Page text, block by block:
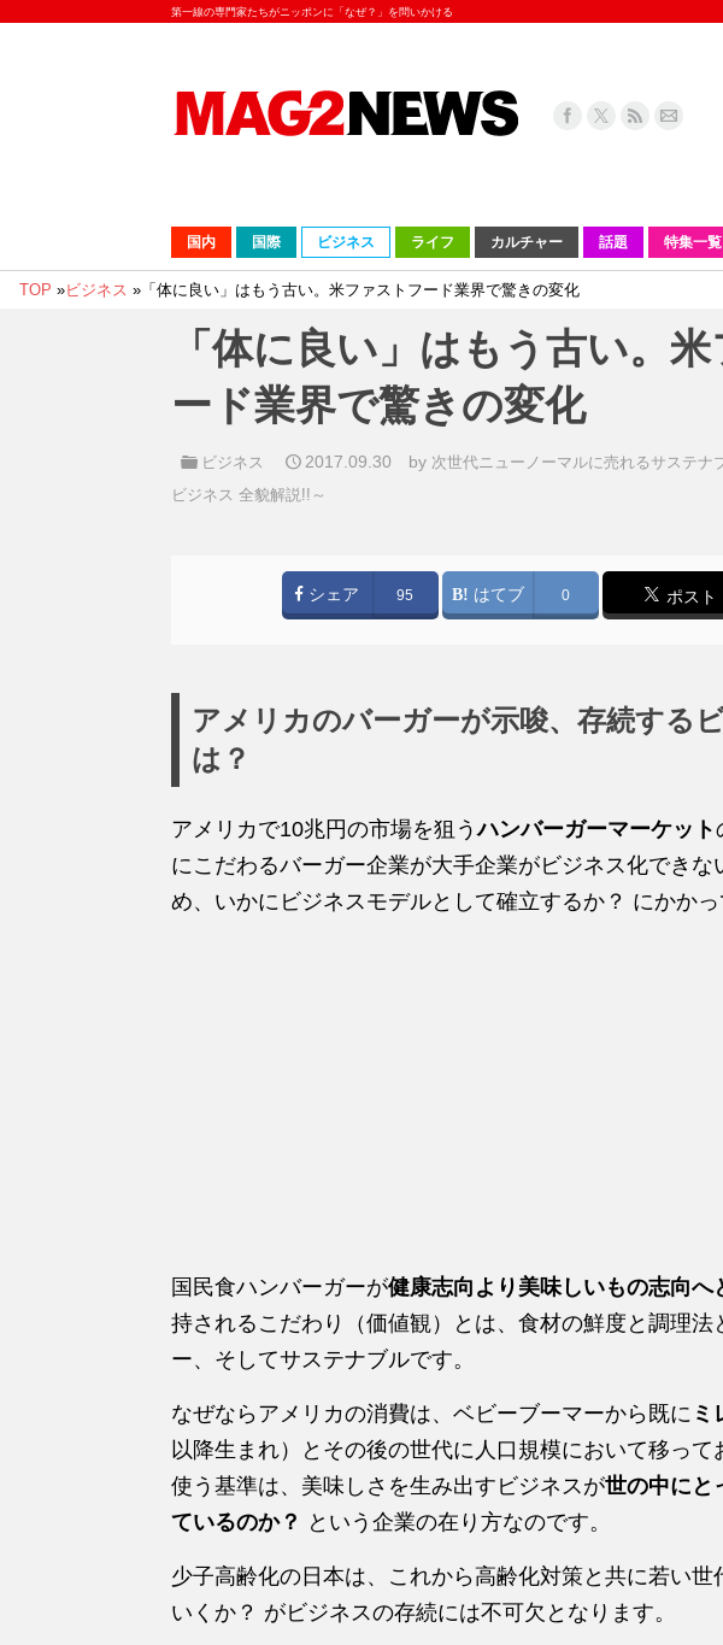
第一線の専門家たちがニッポンに「なぜ？」を問いかける
国内 国際 ビジネス ライフ カルチャー 話題 特集一
TOP »ビジネス » 「体に良い」はもう古い。米ファストフード業界で驚きの変化
「体に良い」はもう古い。
ード業界で驚きの変化
ビジネス 2017.09.30 by 次世代ニューノーマルに売れるサステナ
ビジネス 全貌解説!!～
シェア 95 はてブ 0 ポスト
アメリカのバーガーが示唆、存続する
は？
アメリカで10兆円の市場を狙うハンバーガーマーケット
にこだわるバーガー企業が大手企業がビジネス化できな
め、いかにビジネスモデルとして確立するか？ にかかっ
国民食ハンバーガーが健康志向より美味しいもの志向へ
持されるこだわり（価値観）とは、食材の鮮度と調理法
ー、そしてサステナブルです。
なぜならアメリカの消費は、ベビーブーマーから既に ミ
以降生まれ）とその後の世代に人口規模において移って
使う基準は、美味しさを生み出すビジネスが世の中にと
ているのか？ という企業の在り方なのです。
少子高齢化の日本は、これから高齢化対策と共に若い世
いくか？ がビジネスの存続には不可欠となります。